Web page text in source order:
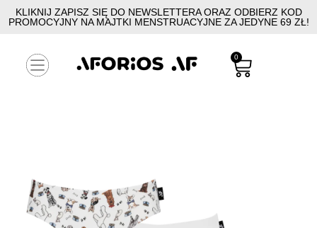
KLIKNIJ ZAPISZ SIĘ DO NEWSLETTERA ORAZ ODBIERZ KOD
PROMOCYJNY NA MAJTKI MENSTRUACYJNE ZA JEDYNE 69 ZŁ!
0